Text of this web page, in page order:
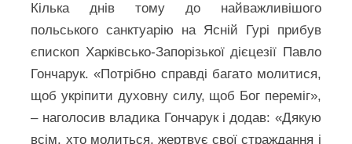
Кілька днів тому до найважливішого
польського санктуарію на Ясній Гурі прибув
єпископ Харківсько-Запорізької дієцезії Павло
Гончарук. «Потрібно справді багато молитися,
щоб укріпити духовну силу, щоб Бог переміг»,
– наголосив владика Гончарук і додав: «Дякую
всім, хто молиться, жертвує свої страждання і